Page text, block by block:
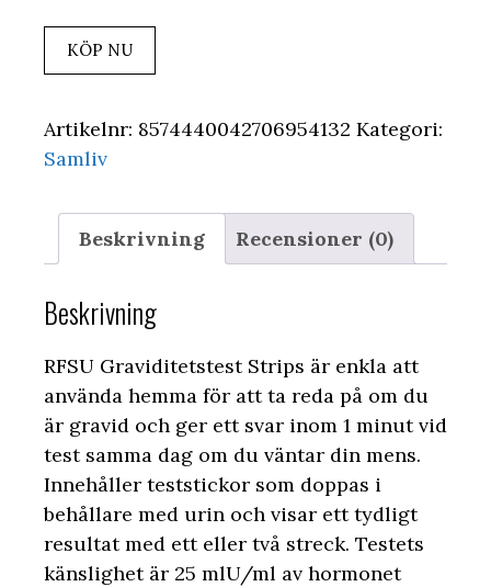
KÖP NU
Artikelnr: 8574440042706954132 Kategori:
Samliv
Beskrivning Recensioner (0)
Beskrivning
RFSU Graviditetstest Strips är enkla att
använda hemma för att ta reda på om du
är gravid och ger ett svar inom 1 minut vid
test samma dag om du väntar din mens.
Innehåller teststickor som doppas i
behållare med urin och visar ett tydligt
resultat med ett eller två streck. Testets
känslighet är 25 mlU/ml av hormonet